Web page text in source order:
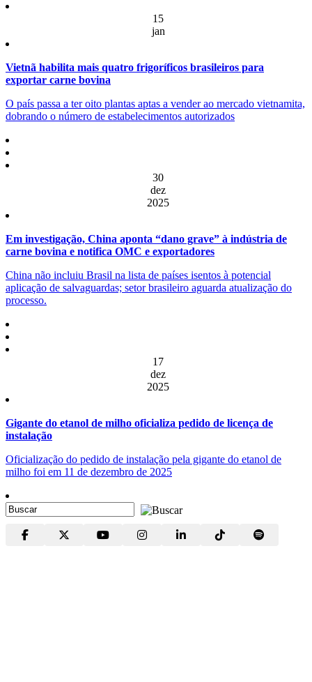
15
jan
Vietnã habilita mais quatro frigoríficos brasileiros para
exportar carne bovina
O país passa a ter oito plantas aptas a vender ao mercado vietnamita,
dobrando o número de estabelecimentos autorizados
30
dez
2025
Em investigação, China aponta “dano grave” à indústria de
carne bovina e notifica OMC e exportadores
China não incluiu Brasil na lista de países isentos à potencial
aplicação de salvaguardas; setor brasileiro aguarda atualização do
processo.
17
dez
2025
Gigante do etanol de milho oficializa pedido de licença de
instalação
Oficialização do pedido de instalação pela gigante do etanol de
milho foi em 11 de dezembro de 2025